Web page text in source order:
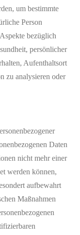
um bestimmte
Person
bezüglich
persönlicher
Aufenthaltsort
zu analysieren oder
Daten
nicht mehr einer
werden können,
aufbewahrt
Maßnahmen